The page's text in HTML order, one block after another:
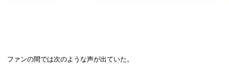
ファンの間では次のような声が出ていた。